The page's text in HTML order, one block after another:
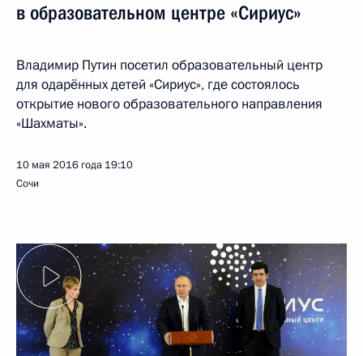
в образовательном центре «Сириус»
Владимир Путин посетил образовательный центр
для одарённых детей «Сириус», где состоялось
открытие нового образовательного направления
«Шахматы».
10 мая 2016 года 19:10
Сочи